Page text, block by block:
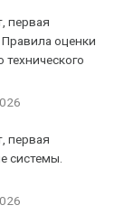
первая
оценки
первая
системы.